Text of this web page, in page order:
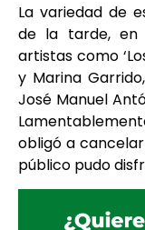
La variedad de
de la tarde, en
artistas como
y Marina
José Manuel
obligó a
público pudo